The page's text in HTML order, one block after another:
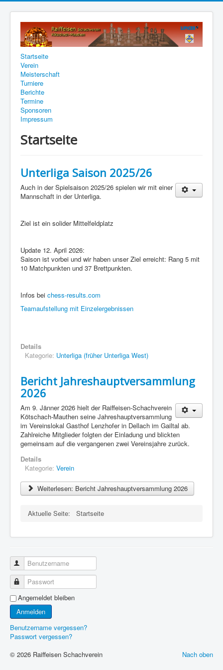
Startseite
Verein
Meisterschaft
Turniere
Berichte
Termine
Sponsoren
Impressum
Startseite
Unterliga Saison 2025/26
Auch in der Spielsaison 2025/26 spielen wir mit einer
Mannschaft in der Unterliga.
Ziel ist ein solider Mittelfeldplatz
Update 12. April 2026:
Saison ist vorbei und wir haben unser Ziel erreicht: Rang 5 mit
10 Matchpunkten und 37 Brettpunkten.
Infos bei chess-results.com
Teamaufstellung mit Einzelergebnissen
Details
Kategorie: Unterliga (früher Unterliga West)
Bericht Jahreshauptversammlung
2026
Am 9. Jänner 2026 hielt der Raiffeisen-Schachverein
Kötschach-Mauthen seine Jahreshauptversammlung
im Vereinslokal Gasthof Lenzhofer in Dellach im Gailtal ab.
Zahlreiche Mitglieder folgten der Einladung und blickten
gemeinsam auf die vergangenen zwei Vereinsjahre zurück.
Details
Kategorie: Verein
Weiterlesen: Bericht Jahreshauptversammlung 2026
Aktuelle Seite: Startseite
Benutzername
Passwort
Angemeldet bleiben
Anmelden
Benutzername vergessen?
Passwort vergessen?
Nach oben
© 2026 Raiffeisen Schachverein